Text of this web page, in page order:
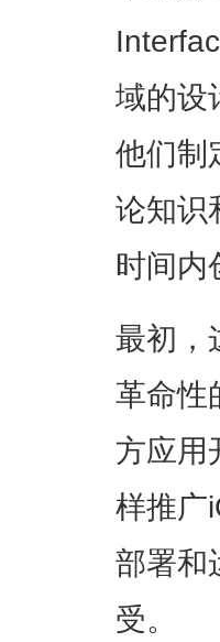
域的设
他们制
论知识
时间内
最初，
革命性
方应用
样推广
部署和
受。